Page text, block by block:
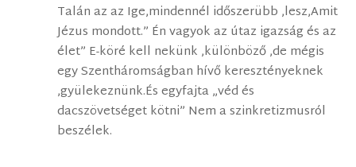
Talán az az Ige,mindennél időszerübb ,lesz,Amit
Jézus mondott.” Én vagyok az útaz igazság és az
élet” E-köré kell nekünk ,különböző ,de mégis
egy Szentháromságban hívő keresztényeknek
,gyülekeznünk.És egyfajta „véd és
dacszövetséget kötni” Nem a szinkretizmusról
beszélek.